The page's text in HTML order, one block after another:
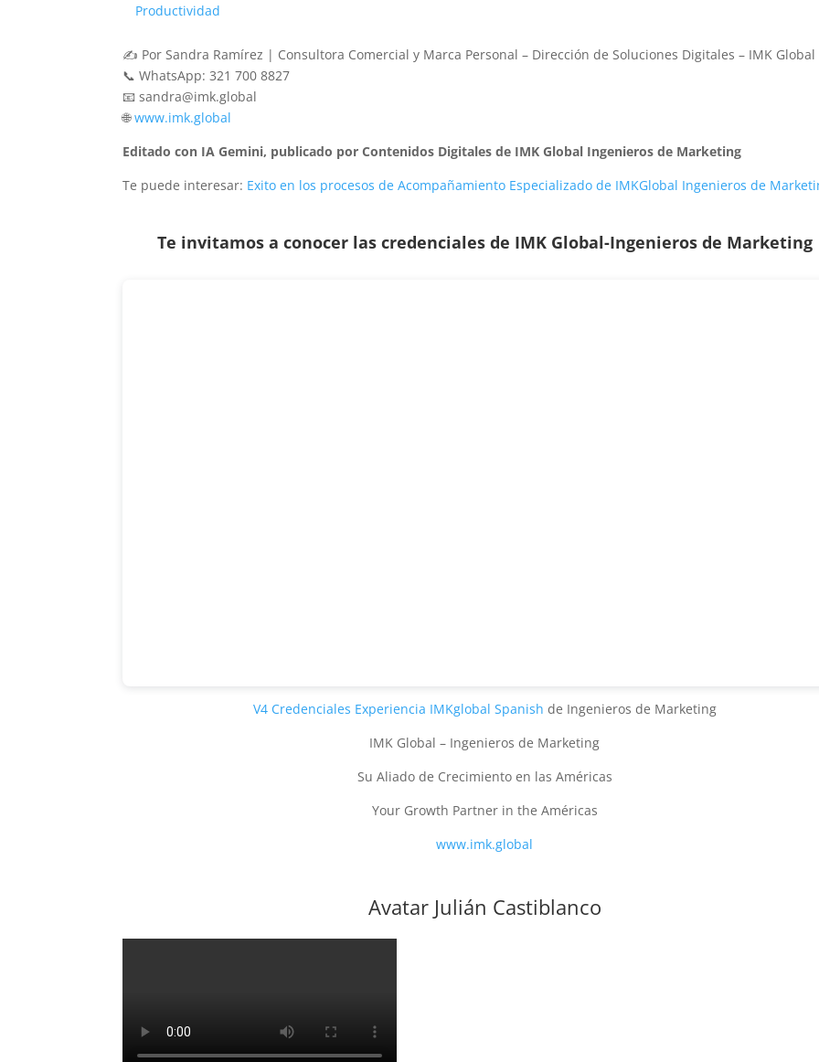
Productividad
✍️ Por Sandra Ramírez | Consultora Comercial y Marca Personal – Dirección de Soluciones Digitales – IMK Global
📞 WhatsApp: 321 700 8827
📧 sandra@imk.global
🌐www.imk.global
Editado con IA Gemini, publicado por Contenidos Digitales de IMK Global Ingenieros de Marketing
Te puede interesar: Exito en los procesos de Acompañamiento Especializado de IMKGlobal Ingenieros de
Te invitamos a conocer las credenciales de IMK Global-Ingenieros de Marketing
V4 Credenciales Experiencia IMKglobal Spanish de Ingenieros de Marketing
IMK Global – Ingenieros de Marketing
Su Aliado de Crecimiento en las Américas
Your Growth Partner in the Américas
www.imk.global
Avatar Julián Castiblanco